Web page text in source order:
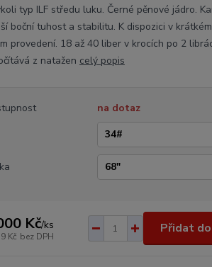
typ ILF středu luku. Černé pěnové jádro.
boční tuhost a stabilitu. K dispozici v
provedení. 18 až 40 liber v krocích po 2
z natažen celý popis
na dotaz
Kč/ks
Kč bez DPH
Přidat